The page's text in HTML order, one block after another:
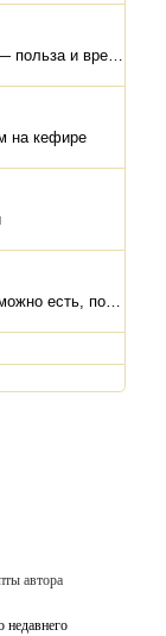
Свежевыжатый сок — польза и вред, как правильно пить, как хранить
на кефире
Какие виды спаржи можно есть, польза для организма, что и как приготовить
автора